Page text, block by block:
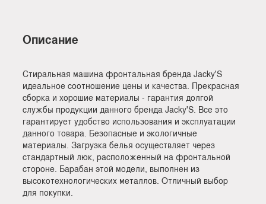
Описание
Стиральная машина фронтальная бренда Jacky'S
идеальное соотношение цены и качества. Прекрасная
сборка и хорошие материалы - гарантия долгой
службы продукции данного бренда Jacky'S. Все это
гарантирует удобство использования и эксплуатации
данного товара. Безопасные и экологичные
материалы. Загрузка белья осуществляет через
стандартный люк, расположенный на фронтальной
стороне. Барабан этой модели, выполнен из
высокотехнологических металлов. Отличный выбор
для покупки.